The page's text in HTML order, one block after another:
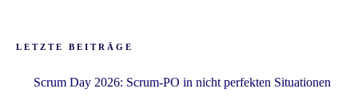
LETZTE BEITRÄGE
Scrum Day 2026: Scrum-PO in nicht perfekten Situationen